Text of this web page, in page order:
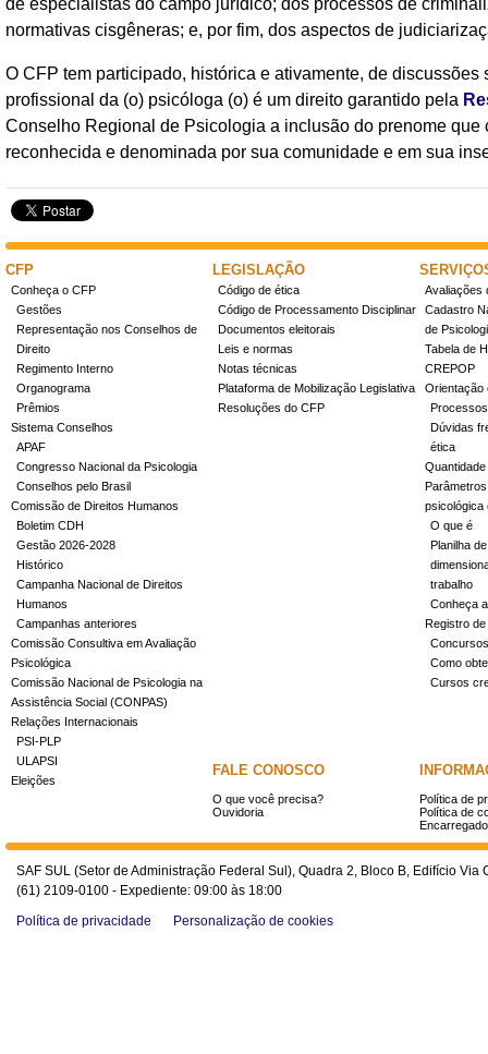
de especialistas do campo jurídico; dos processos de
normativas cisgêneras; e, por fim, dos aspectos de
O CFP tem participado, histórica e ativamente, de
profissional da (o) psicóloga (o) é um direito garantido pela
Conselho Regional de Psicologia a inclusão do prenome
reconhecida e denominada por sua comunidade e em sua
CFP
Conheça o CFP
Gestões
Representação nos Conselhos de
Direito
Regimento Interno
Organograma
Prêmios
Sistema Conselhos
APAF
Congresso Nacional da Psicologia
Conselhos pelo Brasil
Comissão de Direitos Humanos
Boletim CDH
Gestão 2026-2028
Histórico
Campanha Nacional de Direitos
Humanos
Campanhas anteriores
Comissão Consultiva em Avaliação
Psicológica
Comissão Nacional de Psicologia na
Assistência Social (CONPAS)
Relações Internacionais
PSI-PLP
ULAPSI
Eleições
LEGISLAÇÃO
Código de ética
Código de Processamento Disciplinar
Documentos eleitorais
Leis e normas
Notas técnicas
Plataforma de Mobilização Legislativa
Resoluções do CFP
Avaliações
Cadastro
de
Tabela de
CREPOP
Orientação
Dúvidas
ética
psicológica
O que é
Planilha
trabalho
Conheça
Registro
Concursos
Como
Cursos
FALE CONOSCO
O que você precisa?
Ouvidoria
Política de
Política de
SAF SUL (Setor de Administração Federal Sul), Quadra 2, Bloco B, Edifício
(61) 2109-0100 - Expediente: 09:00 às 18:00
Política de privacidade
Personalização de cookies